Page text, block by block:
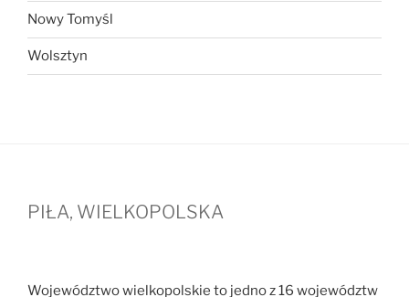
Nowy Tomyśl
Wolsztyn
PIŁA, WIELKOPOLSKA
Województwo wielkopolskie to jedno z 16 województw